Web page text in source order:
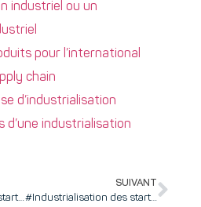
industriel ou un
pour l’international
chain
d’industrialisation
d’une industrialisation
#Industrialisation des startups : Design for X, l’importance d’une approche à 360°
SUIVANT
#Industrialisation des startups : Le BA BA de l’industrialisation